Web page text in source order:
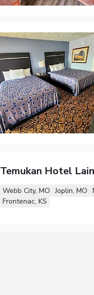
Temukan Hotel
Webb City, MO Joplin, MO
Frontenac, KS